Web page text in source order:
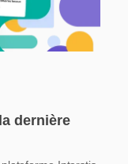
dernière